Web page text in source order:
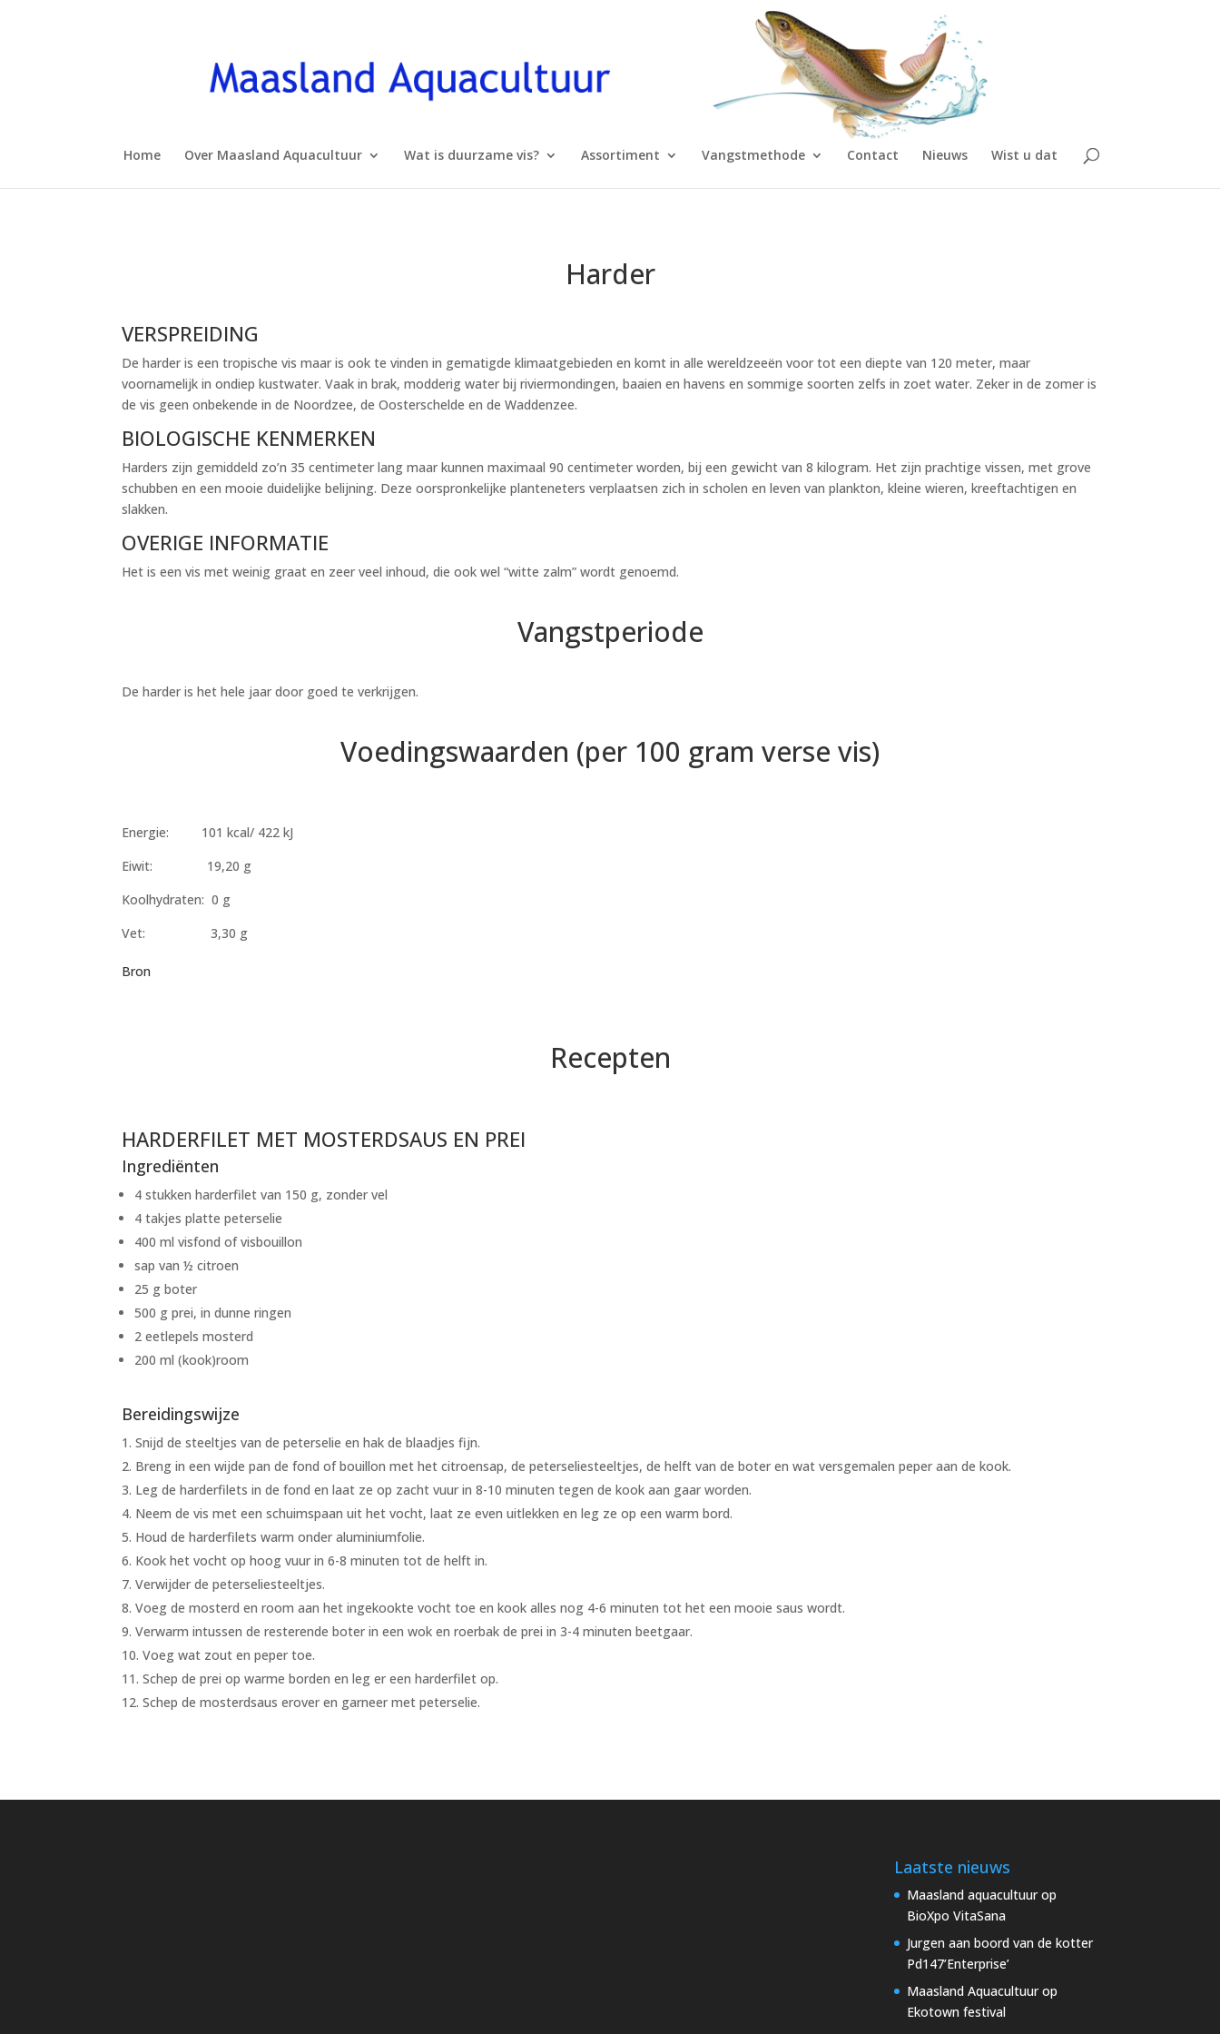
Home Over Maasland Aquacultuur Wat is duurzame vis? Assortiment Vangstmethode Contact Nieuws Wist u dat
Harder
VERSPREIDING
De harder is een tropische vis maar is ook te vinden in gematigde klimaatgebieden en komt in alle wereldzeeën voor tot een diepte van 120 meter, maar
voornamelijk in ondiep kustwater. Vaak in brak, modderig water bij riviermondingen, baaien en havens en sommige soorten zelfs in zoet water. Zeker in de zomer is
de vis geen onbekende in de Noordzee, de Oosterschelde en de Waddenzee.
BIOLOGISCHE KENMERKEN
Harders zijn gemiddeld zo’n 35 centimeter lang maar kunnen maximaal 90 centimeter worden, bij een gewicht van 8 kilogram. Het zijn prachtige vissen, met grove
schubben en een mooie duidelijke belijning. Deze oorspronkelijke planteneters verplaatsen zich in scholen en leven van plankton, kleine wieren, kreeftachtigen en
slakken.
OVERIGE INFORMATIE
Het is een vis met weinig graat en zeer veel inhoud, die ook wel “witte zalm” wordt genoemd.
Vangstperiode
De harder is het hele jaar door goed te verkrijgen.
Voedingswaarden (per 100 gram verse vis)
Energie: 101 kcal/ 422 kJ
Eiwit: 19,20 g
Koolhydraten: 0 g
Vet: 3,30 g
Bron
Recepten
HARDERFILET MET MOSTERDSAUS EN PREI
Ingrediënten
4 stukken harderfilet van 150 g, zonder vel
4 takjes platte peterselie
400 ml visfond of visbouillon
sap van ½ citroen
25 g boter
500 g prei, in dunne ringen
2 eetlepels mosterd
200 ml (kook)room
Bereidingswijze
Snijd de steeltjes van de peterselie en hak de blaadjes fijn.
Breng in een wijde pan de fond of bouillon met het citroensap, de peterseliesteeltjes, de helft van de boter en wat versgemalen peper aan de kook.
Leg de harderfilets in de fond en laat ze op zacht vuur in 8-10 minuten tegen de kook aan gaar worden.
Neem de vis met een schuimspaan uit het vocht, laat ze even uitlekken en leg ze op een warm bord.
Houd de harderfilets warm onder aluminiumfolie.
Kook het vocht op hoog vuur in 6-8 minuten tot de helft in.
Verwijder de peterseliesteeltjes.
Voeg de mosterd en room aan het ingekookte vocht toe en kook alles nog 4-6 minuten tot het een mooie saus wordt.
Verwarm intussen de resterende boter in een wok en roerbak de prei in 3-4 minuten beetgaar.
Voeg wat zout en peper toe.
Schep de prei op warme borden en leg er een harderfilet op.
Schep de mosterdsaus erover en garneer met peterselie.
Laatste nieuws
Maasland aquacultuur op
BioXpo VitaSana
Jurgen aan boord van de kotter
Pd147’Enterprise’
Maasland Aquacultuur op
Ekotown festival